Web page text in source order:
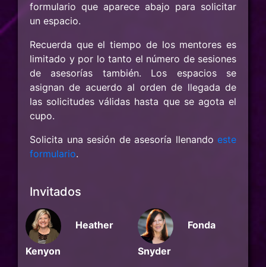
formulario que aparece abajo para solicitar
un espacio.
Recuerda que el tiempo de los mentores es
limitado y por lo tanto el número de sesiones
de asesorías también. Los espacios se
asignan de acuerdo al orden de llegada de
las solicitudes válidas hasta que se agota el
cupo.
Solicita una sesión de asesoría llenando este
formulario.
Invitados
Heather
Kenyon
Fonda
Snyder